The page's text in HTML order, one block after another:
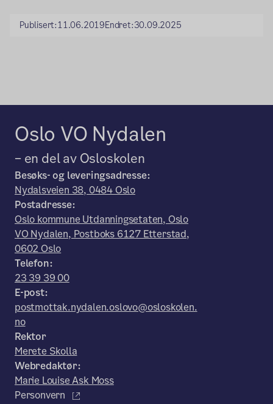
Publisert:11.06.2019Endret:30.09.2025
Oslo VO Nydalen
– en del av Osloskolen
Besøks- og leveringsadresse:
Nydalsveien 38, 0484 Oslo
Postadresse:
Oslo kommune Utdanningsetaten, Oslo
VO Nydalen, Postboks 6127 Etterstad,
0602 Oslo
Telefon:
23 39 39 00
E-post:
postmottak.nydalen.oslovo@osloskolen.
no
Rektor
Merete Skolla
Webredaktør:
Marie Louise Ask Moss
Personvern